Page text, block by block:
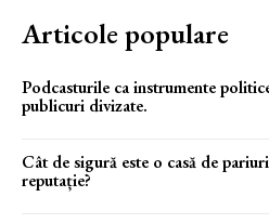
Articole populare
Podcasturile ca instrumente
publicuri divizate.
Cât de sigură este o casă de
reputație?